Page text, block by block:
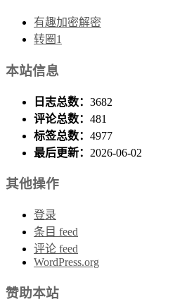
有趣加密解密
转圈1
本站信息
日志总数： 3682
评论总数： 481
标签总数： 4977
最后更新： 2026-06-02
其他操作
登录
条目 feed
评论 feed
WordPress.org
赞助本站